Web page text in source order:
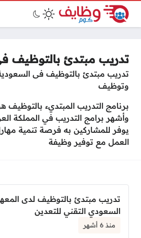
تدريب مبتدئ بالتوظيف
تدريب مبتدئ بالتوظيف فى
وتوظيف
برنامج التدريب المبتديء
وأشهر برامج التدريب في المملكة
يوفر للمشاركين به فرصة تنمية
العمل مع توفير وظيفة
تدريب مبتدئ بالتوظيف لدى
السعودي التقني للتعدين
منذ 6 أشهر